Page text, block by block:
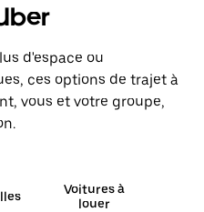
d'espace ou
ces options de trajet à
vous et votre groupe,
Voitures à
louer